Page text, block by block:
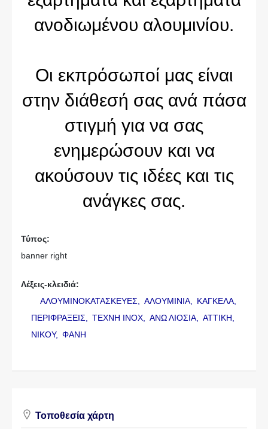
ανοδιωμένου αλουμινίου.
Οι εκπρόσωποί μας είναι
στην διάθεσή σας ανά πάσα
στιγμή για να σας
ενημερώσουν και να
ακούσουν τις ιδέες και τις
ανάγκες σας.
Τύπος:
banner right
Λέξεις-κλειδιά:
ΑΛΟΥΜΙΝΟΚΑΤΑΣΚΕΥΕΣ,
ΑΛΟΥΜΙΝΙΑ,
ΚΑΓΚΕΛΑ,
ΠΕΡΙΦΡΑΞΕΙΣ,
ΤΕΧΝΗ INOX, ΑΝΩ ΛΙΟΣΙΑ,
ΑΤΤΙΚΗ,
ΝΙΚΟΥ, ΦΑΝΗ
Τοποθεσία χάρτη